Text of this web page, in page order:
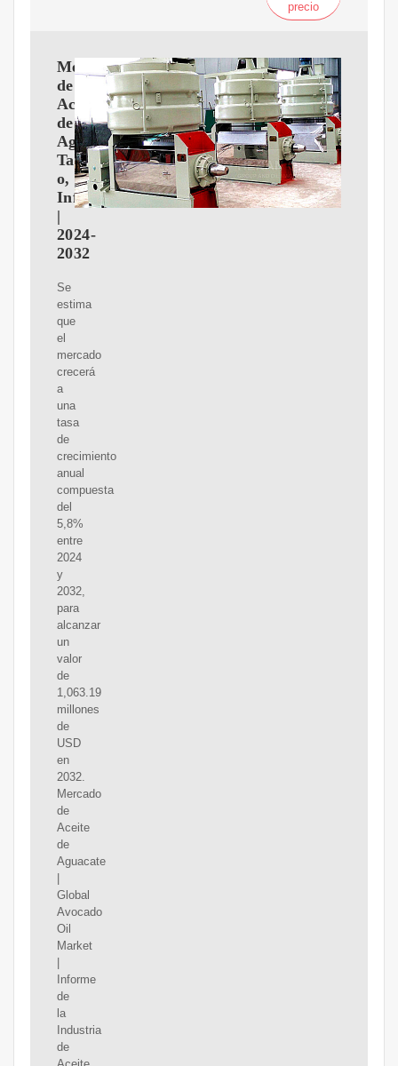
precio
Mercado
de
Aceite
de
Aguacate,
Tama?
o,
Informe
|
2024-
2032
Se
estima
que
el
mercado
crecerá
a
una
tasa
de
crecimiento
anual
compuesta
del
5,8%
entre
2024
y
2032,
para
alcanzar
un
valor
de
1,063.19
millones
de
USD
en
2032.
Mercado
de
Aceite
de
Aguacate
Global
Avocado
Oil
Market
Informe
de
la
Industria
de